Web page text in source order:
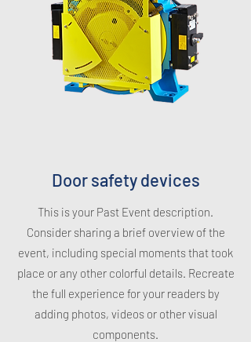
Door safety devices
This is your Past Event description.
Consider sharing a brief overview of the
event, including special moments that took
place or any other colorful details. Recreate
the full experience for your readers by
adding photos, videos or other visual
components.